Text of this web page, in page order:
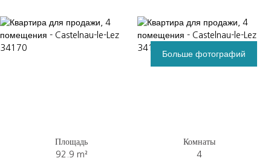
Больше фотографий
Площадь
92.9 m²
Комнаты
4